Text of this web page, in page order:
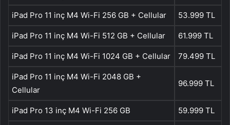
iPad Pro 11 inç M4 Wi-Fi 256 GB + Cellular 53.999 TL
iPad Pro 11 inç M4 Wi-Fi 512 GB + Cellular 61.999 TL
iPad Pro 11 inç M4 Wi-Fi 1024 GB + Cellular 79.499 TL
iPad Pro 11 inç M4 Wi-Fi 2048 GB +
Cellular
96.999 TL
iPad Pro 13 inç M4 Wi-Fi 256 GB 59.999 TL